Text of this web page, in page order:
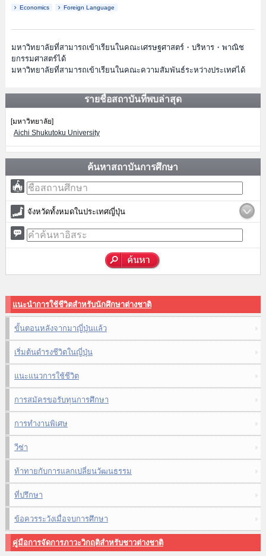
Economics Foreign Language
มหาวิทยาลัยที่สามารถเข้าเรียนในคณะเศรษฐศาสตร์・บริหาร・พาณิช
ยกรรมศาสตร์ได้
มหาวิทยาลัยที่สามารถเข้าเรียนในคณะความสัมพันธ์ระหว่างประเทศได้
รายชื่อสถาบันที่พบล่าสุด
[มหาวิทยาลัย]
Aichi Shukutoku University
ค้นหาสถาบันการศึกษา
จังหวัดทั้งหมดในประเทศญี่ปุ่น
แนะนำการใช้ชีวิตสำหรับนักศึกษาต่างชาติ
ขั้นตอนหลังจากมาญี่ปุ่นแล้ว
เริ่มต้นดำรงชีวิตในญี่ปุ่น
แนะแนวการใช้ชีวิต
การสมัครขอรับทุนการศึกษา
การทำงานพิเศษ
วีซ่า
ท้าทายกับการแลกเปลี่ยนวัฒนธรรม
ที่ปรึกษา
ข้อควรระวังเมื่อจบการศึกษา
คู่มือการจัดการภาวะวิกฤติสำหรับชาวต่างชาติ